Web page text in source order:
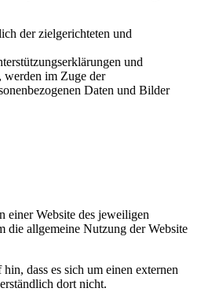
der zielgerichteten und
und
werden im Zuge der
Daten und Bilder
einer Website des jeweiligen
die allgemeine Nutzung der Website
dass es sich um einen externen
dort nicht.